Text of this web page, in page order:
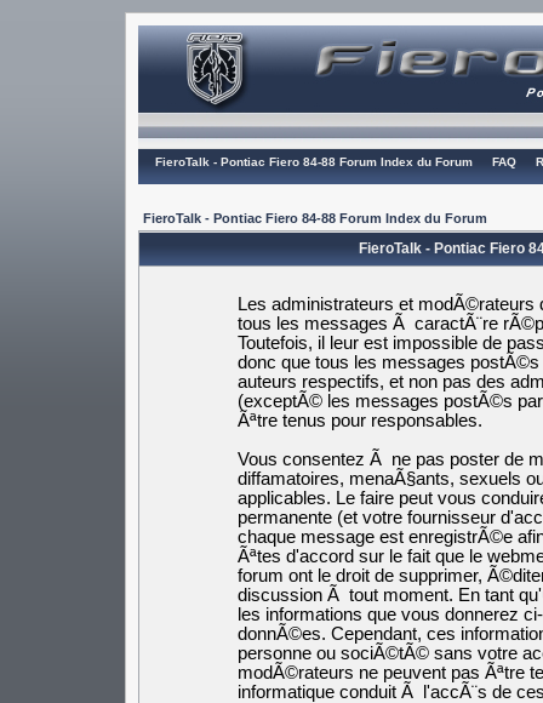
FieroTalk - Pontiac Fiero 84-88 Forum Index du Forum FAQ
FieroTalk - Pontiac Fiero 84-88 Forum Index du Forum
FieroTalk - Pontiac Fiero
Les administrateurs et
tous les messages Ã caractÃ¨re
Toutefois, il leur est impossible de
donc que tous les messages
auteurs respectifs, et non pas des
(exceptÃ© les messages postÃ©s
Ãªtre tenus pour responsables.
Vous consentez Ã ne pas poster de
diffamatoires, menaÃ§ants, sexuels
applicables. Le faire peut vous
permanente (et votre fournisseur
chaque message est enregistrÃ©e
Ãªtes d'accord sur le fait que le
forum ont le droit de supprimer,
discussion Ã tout moment. En tant
les informations que vous donnerez
donnÃ©es. Cependant, ces
personne ou sociÃ©tÃ© sans votre
modÃ©rateurs ne peuvent pas Ãªtre
informatique conduit Ã l'accÃ¨s de